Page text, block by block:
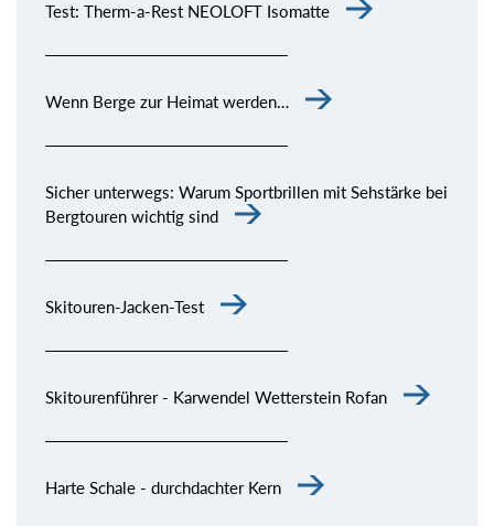
Test: Therm-a-Rest NEOLOFT Isomatte
Wenn Berge zur Heimat werden…
Sicher unterwegs: Warum Sportbrillen mit Sehstärke bei
Bergtouren wichtig sind
Skitouren-Jacken-Test
Skitourenführer - Karwendel Wetterstein Rofan
Harte Schale - durchdachter Kern